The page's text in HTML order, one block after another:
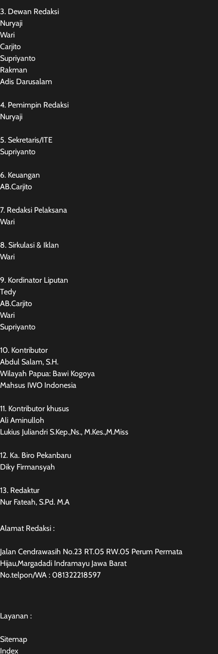
3. Dewan Redaksi
Nuryaji
Wari
Carjito
Supriyanto
Rakman
Adis Darusalam
4. Pemimpin Redaksi
Nuryaji
5. Sekretaris/ITE
Supriyanto
6. Keuangan
AB.Carjito
7. Redaksi Pelaksana
Wari
8. Sirkulasi & Iklan
Wari
9. Kordinator Liputan
Tedy
AB.Carjito
Wari
Supriyanto
10. Kontributor
Abdul Salam, S.H.
Wilayah Papua: Bawi Kogoya
Mahsus IWO Indonesia
11. Kontributor khusus
Ali Aminulloh
Lukius Juliandri S.Kep.,Ns., M.Kes.,M.Miss
12. Ka. Biro Pekanbaru
Diky Firmansyah
13. Redaktur
Nur Fateah, S.Pd. M.A
Alamat Redaksi :
Jalan Cendrawasih No.23 RT.05 RW.05 Perum Permata
Hijau,Margadadi Indramayu Jawa Barat
No.telpon/WA : 081322218597
Layanan :
Sitemap
Index